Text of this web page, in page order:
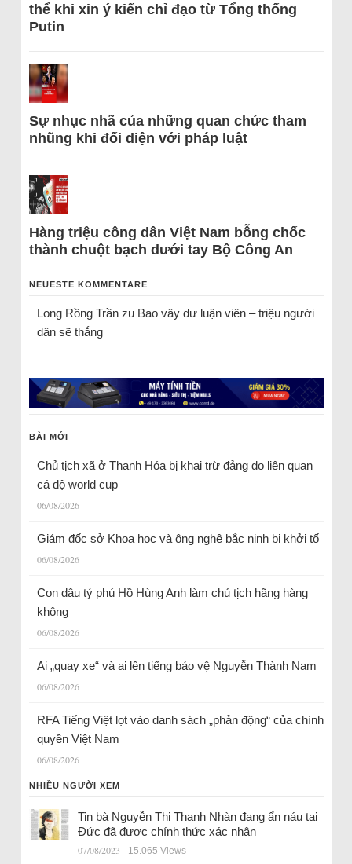
thể khi xin ý kiến chỉ đạo từ Tổng thống
Putin
Sự nhục nhã của những quan chức tham
nhũng khi đối diện với pháp luật
Hàng triệu công dân Việt Nam bỗng chốc
thành chuột bạch dưới tay Bộ Công An
NEUESTE KOMMENTARE
Long Rồng Trầnzu Bao vây dư luận viên – triệu người
dân sẽ thắng
BÀI MỚI
Chủ tịch xã ở Thanh Hóa bị khai trừ đảng do liên quan
cá độ world cup
06/08/2026
Giám đốc sở Khoa học và ông nghệ bắc ninh bị khởi tố
06/08/2026
Con dâu tỷ phú Hồ Hùng Anh làm chủ tịch hãng hàng
không
06/08/2026
Ai „quay xe“ và ai lên tiếng bảo vệ Nguyễn Thành Nam
06/08/2026
RFA Tiếng Việt lọt vào danh sách „phản động“ của chính
quyền Việt Nam
06/08/2026
NHIỀU NGƯỜI XEM
Tin bà Nguyễn Thị Thanh Nhàn đang ẩn náu tại
Đức đã được chính thức xác nhận
07/08/2023 - 15.065 Views